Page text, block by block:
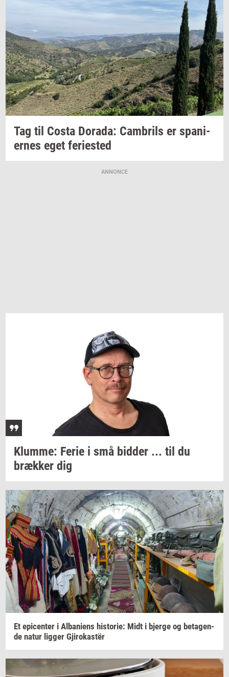
Tag til Costa Dora­da: Cam­brils er spa­ni­
er­nes eget fe­ri­e­sted
ANNONCE
Klum­me: Ferie i små bid­der ... til du
bræk­ker dig
Et epi­cen­ter i Al­ba­ni­ens hi­sto­rie: Midt i bjer­ge og be­ta­gen­
de natur lig­ger Gjirokastër